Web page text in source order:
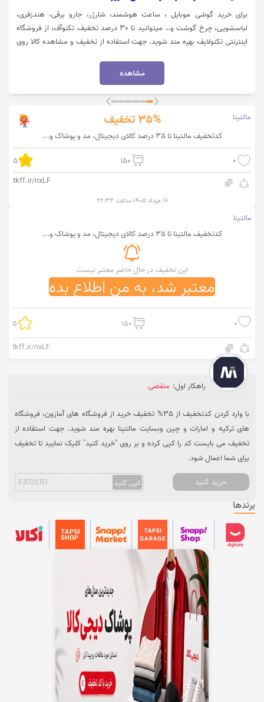
برای خرید گوشی موبایل ، ساعت هوشمند، شارژر، جارو برقی، هندزفری،
لباسشویی، چرخ گوشت و… میتوانید تا 30 درصد تخفیف تکنوآف، از فروشگاه
اینترنتی تکنولایف بهره مند شوید. جهت استفاده از تخفیف و مشاهده کالا روی
مشاهده
مالتینا 35% تخفیف
کدتخفیف مالتینا تا 35 درصد کالای دیجیتال، مد و پوشاک و...
0
150
5
tkff.ir/nxLF
۱۶ مرداد ۱۴۰۵ ساعت ۲۲:۳۲
مالتینا
کدتخفیف مالتینا تا 35 درصد کالای دیجیتال، مد و پوشاک و...
این تخفیف در حال حاضر معتبر نیست
معتبر شد، به من اطلاع بده
0
150
5
tkff.ir/nxLF
راهکار اول: منقضی
با وارد کردن کدتخفیف از 35% تخفیف خرید از فروشگاه های آمازون، فروشگاه
های ترکیه و امارات و چین وبسایت مالتینا بهره مند شوید. جهت استفاده از
تخفیف می بایست کد را کپی کرده و بر روی "خرید کنید" کلیک نمایید تا تخفیف
برای شما اعمال شود.
خرید کنید کپی کنید EID2EID
برندها